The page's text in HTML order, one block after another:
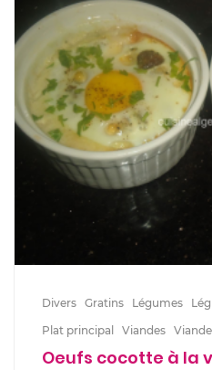
Divers Gratins Légumes
Plat principal Viandes
Oeufs cocotte à la